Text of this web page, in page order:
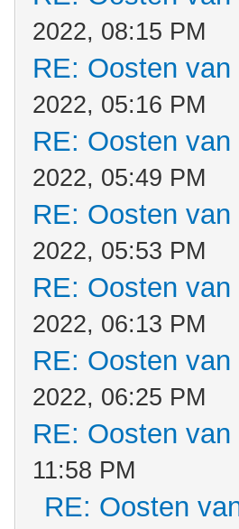
2022, 08:15 PM
RE: Oosten van
2022, 05:16 PM
RE: Oosten van
2022, 05:49 PM
RE: Oosten van
2022, 05:53 PM
RE: Oosten van
2022, 06:13 PM
RE: Oosten van
2022, 06:25 PM
RE: Oosten van
11:58 PM
RE: Oosten